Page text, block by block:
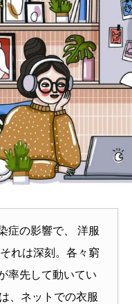
症の影響で、 洋服
れは深刻。各々窮
率先して動いてい
、ネットでの衣服